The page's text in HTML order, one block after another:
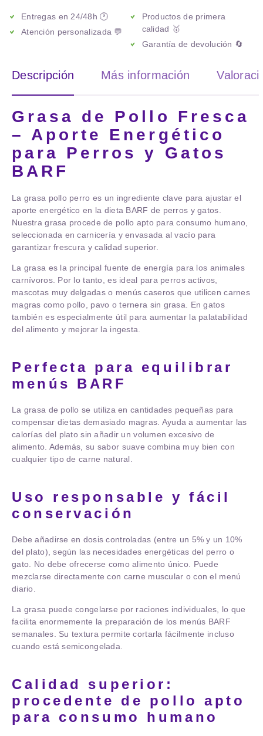
Entregas en 24/48h 🕐
Atención personalizada 💬
Productos de primera
calidad 🥇
Garantía de devolución 🔄
Descripción Más información
Grasa de Pollo Fresca
– Aporte Energético
para Perros y Gatos
BARF
La grasa pollo perro es un ingrediente clave para ajustar el
aporte energético en la dieta BARF de perros y gatos.
Nuestra grasa procede de pollo apto para consumo humano,
seleccionada en carnicería y envasada al vacío para
garantizar frescura y calidad superior.
La grasa es la principal fuente de energía para los animales
carnívoros. Por lo tanto, es ideal para perros activos,
mascotas muy delgadas o menús caseros que utilicen carnes
magras como pollo, pavo o ternera sin grasa. En gatos
también es especialmente útil para aumentar la palatabilidad
del alimento y mejorar la ingesta.
Perfecta para equilibrar
menús BARF
La grasa de pollo se utiliza en cantidades pequeñas para
compensar dietas demasiado magras. Ayuda a aumentar las
calorías del plato sin añadir un volumen excesivo de
alimento. Además, su sabor suave combina muy bien con
cualquier tipo de carne natural.
Uso responsable y fácil
conservación
Debe añadirse en dosis controladas (entre un 5% y un 10%
del plato), según las necesidades energéticas del perro o
gato. No debe ofrecerse como alimento único. Puede
mezclarse directamente con carne muscular o con el menú
diario.
La grasa puede congelarse por raciones individuales, lo que
facilita enormemente la preparación de los menús BARF
semanales. Su textura permite cortarla fácilmente incluso
cuando está semicongelada.
Calidad superior:
procedente de pollo apto
para consumo humano